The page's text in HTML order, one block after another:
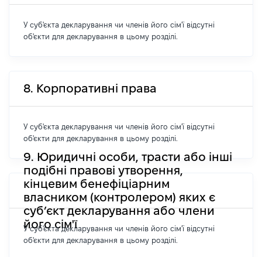
У суб'єкта декларування чи членів його сім'ї відсутні
об'єкти для декларування в цьому розділі.
8. Корпоративні права
У суб'єкта декларування чи членів його сім'ї відсутні
об'єкти для декларування в цьому розділі.
9. Юридичні особи, трасти або інші
подібні правові утворення,
кінцевим бенефіціарним
власником (контролером) яких є
суб’єкт декларування або члени
його сім'ї
У суб'єкта декларування чи членів його сім'ї відсутні
об'єкти для декларування в цьому розділі.